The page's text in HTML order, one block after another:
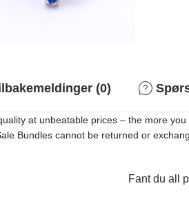
(0)
at unbeatable prices – the more
Bundles cannot be returned or
Fant du all